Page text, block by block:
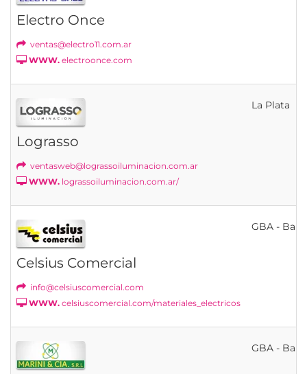
Electro Once
ventas@electro11.com.ar
WWW. electroonce.com
Lograsso
ventasweb@lograssoiluminacion.com.ar
WWW. lograssoiluminacion.com.ar/
La Plata
Celsius Comercial
info@celsiuscomercial.com
WWW. celsiuscomercial.com/materiales_electricos
GBA -
GBA -